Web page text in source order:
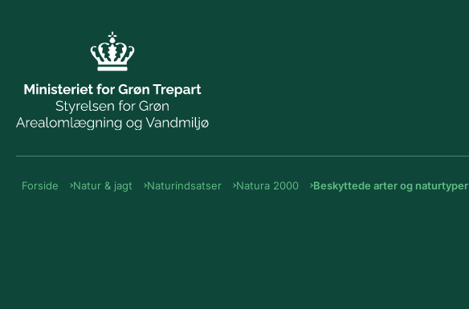
Forside Natur & jagt Naturindsatser Natura 2000 Beskyttede arter og naturtyper